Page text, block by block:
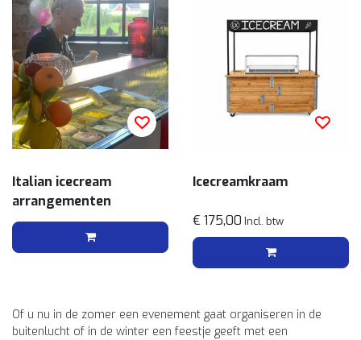
Italian icecream
arrangementen
Icecreamkraam
€ 175,00 Incl. btw
Of u nu in de zomer een evenement gaat organiseren in de
buitenlucht of in de winter een feestje geeft met een